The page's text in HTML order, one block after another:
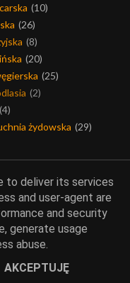
(10)
(26)
(8)
(20)
(25)
(2)
(4)
żydowska (29)
Wspólne
na śniadanie
to deliver its services
and user-agent are
and security
generate usage
abuse.
AKCEPTUJĘ